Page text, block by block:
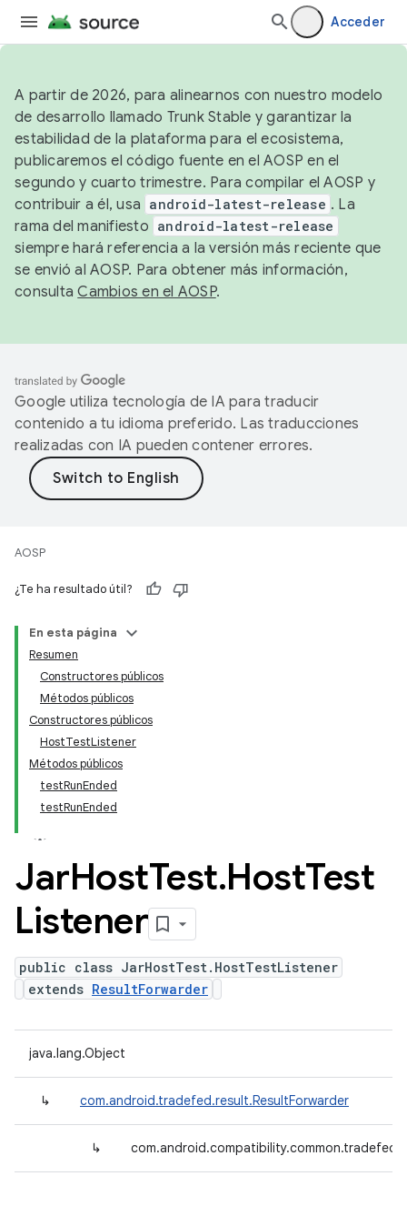
Acceder
A partir de 2026, para alinearnos con nuestro modelo
de desarrollo llamado Trunk Stable y garantizar la
estabilidad de la plataforma para el ecosistema,
publicaremos el código fuente en el AOSP en el
segundo y cuarto trimestre. Para compilar el AOSP y
contribuir a él, usa android-latest-release . La
rama del manifiesto android-latest-release
siempre hará referencia a la versión más reciente que
se envió al AOSP. Para obtener más información,
consultaCambios en el AOSP.
Google utiliza tecnología de IA para traducir
contenido a tu idioma preferido. Las traducciones
realizadas con IA pueden contener errores.
AOSP
¿Te ha resultado útil?
En esta página
Resumen
Constructores públicos
Métodos públicos
Constructores públicos
HostTestListener
Métodos públicos
testRunEnded
testRunEnded
JarHostTest.HostTest
Listener
public class JarHostTest.HostTestListener
extends ResultForwarder
java.lang.Object
↳ com.android.tradefed.result.ResultForwarder
↳